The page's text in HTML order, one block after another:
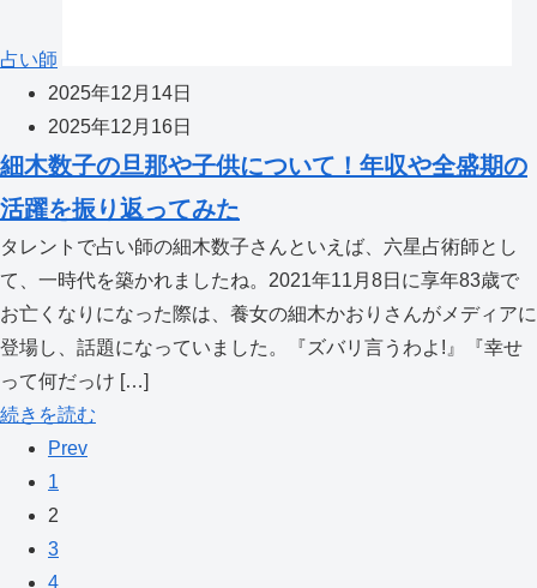
占い師
2025年12月14日
2025年12月16日
細木数子の旦那や子供について！年収や全盛期の
活躍を振り返ってみた
タレントで占い師の細木数子さんといえば、六星占術師とし
て、一時代を築かれましたね。2021年11月8日に享年83歳で
お亡くなりになった際は、養女の細木かおりさんがメディアに
登場し、話題になっていました。『ズバリ言うわよ!』『幸せ
って何だっけ […]
続きを読む
Prev
1
2
3
4